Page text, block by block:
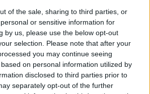
of the sale, sharing to third parties, or
or sensitive information for
by us, please use the below opt-out
selection. Please note that after your
you may continue seeing
on personal information utilized by
disclosed to third parties prior to
separately opt-out of the further
van persoon tot persoon en dat u
altijd contact op moet nemen met uw arts of